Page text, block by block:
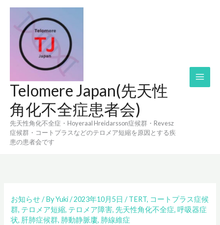
Telomere Japan(先天性
角化不全症患者会)
先天性角化不全症・Hoyeraal Hreidarsson症候群・Revesz
症候群・コートプラスなどのテロメア短縮を原因とする疾
患の患者会です
お知らせ/ ByYuki/2023年10月5日/TERT, コートプラス症候
群, テロメア短縮, テロメア障害, 先天性角化不全症,呼吸器症
状, 肝肺症候群, 肺動静脈廔, 肺線維症